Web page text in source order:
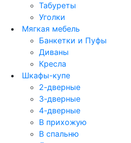
Табуреты
Уголки
Мягкая мебель
Банкетки и Пуфы
Диваны
Кресла
Шкафы-купе
2-дверные
3-дверные
4-дверные
В прихожую
В спальню